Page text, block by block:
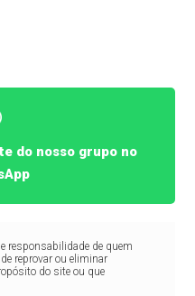
do nosso grupo no
responsabilidade de quem
reprovar ou eliminar
do site ou que